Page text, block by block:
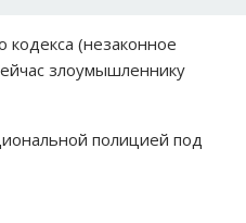
кодекса (незаконное
злоумышленнику
полицией под